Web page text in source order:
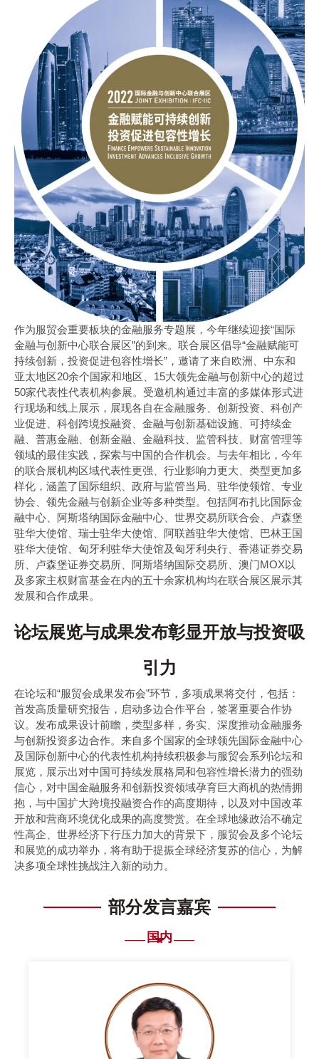
作为服贸会重要板块的金融服务专题展，今年继续迎接“国际
金融与创新中心联合展区”的到来。联合展区倡导“金融赋能可
持续创新，投资促进包容性增长”，邀请了来自欧洲、中东和
亚太地区20余个国家和地区、15大领先金融与创新中心的超过
50家代表性代表机构参展。受邀机构通过丰富的多媒体形式进
行现场和线上展示，展现各自在金融服务、创新投资、科创产
业促进、科创跨境投融资、金融与创新基础设施、可持续金
融、普惠金融、创新金融、金融科技、监管科技、财富管理等
领域的最佳实践，探索与中国的合作机会。与去年相比，今年
的联合展机构区域代表性更强、行业影响力更大、类型更加多
样化，涵盖了国际组织、政府与监管当局、驻华使领馆、专业
协会、领先金融与创新企业等多种类型。包括阿布扎比国际金
融中心、阿斯塔纳国际金融中心、世界交易所联合会、卢森堡
驻华大使馆、瑞士驻华大使馆、阿联酋驻华大使馆、巴林王国
驻华大使馆、匈牙利驻华大使馆及匈牙利央行、香港证券交易
所、卢森堡证券交易所、阿斯塔纳国际交易所、澳门MOX以
及多家主权财富基金在内的五十余家机构均在联合展区展示其
发展和合作成果。
论坛展览与成果发布彰显开放与投资吸
引力
在论坛和“服贸会成果发布会”环节，多项成果将交付，包括：
首发高质量研究报告，启动多边合作平台，签署重要合作协
议。发布成果设计前瞻，类型多样，务实、深度推动金融服务
与创新投资多边合作。来自多个国家的全球领先国际金融中心
及国际创新中心的代表性机构持续积极参与服贸会系列论坛和
展览，展示出对中国可持续发展格局和包容性增长潜力的强劲
信心，对中国金融服务和创新投资领域孕育巨大商机的热情拥
抱，与中国扩大跨境投融资合作的高度期待，以及对中国改革
开放和营商环境优化成果的高度赞赏。在全球地缘政治不确定
性高企、世界经济下行压力加大的背景下，服贸会及多个论坛
和展览的成功举办，将有助于提振全球经济复苏的信心，为解
决多项全球性挑战注入新的动力。
部分发言嘉宾
国内